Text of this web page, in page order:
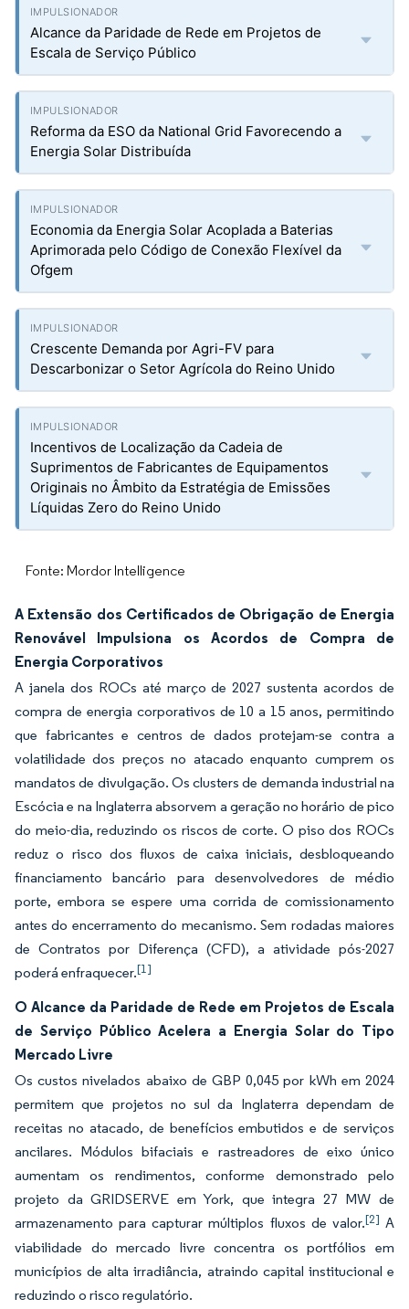
Alcance da Paridade de Rede em Projetos de
Escala de Serviço Público
Reforma da ESO da National Grid Favorecendo a
Energia Solar Distribuída
Economia da Energia Solar Acoplada a Baterias
Aprimorada pelo Código de Conexão Flexível da
Ofgem
Crescente Demanda por Agri-FV para
Descarbonizar o Setor Agrícola do Reino Unido
Incentivos de Localização da Cadeia de
Suprimentos de Fabricantes de Equipamentos
Originais no Âmbito da Estratégia de Emissões
Líquidas Zero do Reino Unido
Fonte: Mordor Intelligence
A Extensão dos Certificados de Obrigação de Energia
Renovável Impulsiona os Acordos de Compra de
Energia Corporativos
A janela dos ROCs até março de 2027 sustenta acordos de
compra de energia corporativos de 10 a 15 anos, permitindo
que fabricantes e centros de dados protejam-se contra a
volatilidade dos preços no atacado enquanto cumprem os
mandatos de divulgação. Os clusters de demanda industrial na
Escócia e na Inglaterra absorvem a geração no horário de pico
do meio-dia, reduzindo os riscos de corte. O piso dos ROCs
reduz o risco dos fluxos de caixa iniciais, desbloqueando
financiamento bancário para desenvolvedores de médio
porte, embora se espere uma corrida de comissionamento
antes do encerramento do mecanismo. Sem rodadas maiores
de Contratos por Diferença (CFD), a atividade pós-2027
poderá enfraquecer.[1]
O Alcance da Paridade de Rede em Projetos de Escala
de Serviço Público Acelera a Energia Solar do Tipo
Mercado Livre
Os custos nivelados abaixo de GBP 0,045 por kWh em 2024
permitem que projetos no sul da Inglaterra dependam de
receitas no atacado, de benefícios embutidos e de serviços
ancilares. Módulos bifaciais e rastreadores de eixo único
aumentam os rendimentos, conforme demonstrado pelo
projeto da GRIDSERVE em York, que integra 27 MW de
armazenamento para capturar múltiplos fluxos de valor.[2] A
viabilidade do mercado livre concentra os portfólios em
municípios de alta irradiância, atraindo capital institucional e
reduzindo o risco regulatório.